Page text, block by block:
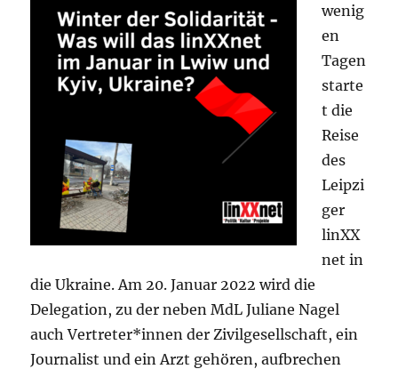
wenig
en
Tagen
starte
t die
Reise
des
Leipzi
ger
linXX
net in
die Ukraine. Am 20. Januar 2022 wird die
Delegation, zu der neben MdL Juliane Nagel
auch Vertreter*innen der Zivilgesellschaft, ein
Journalist und ein Arzt gehören, aufbrechen